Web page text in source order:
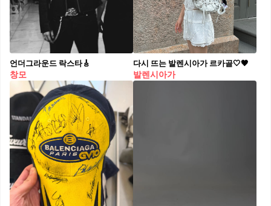
언더그라운드 락스타🎸
창모
다시 뜨는 발렌시아가 르카골🤍🖤
발렌시아가